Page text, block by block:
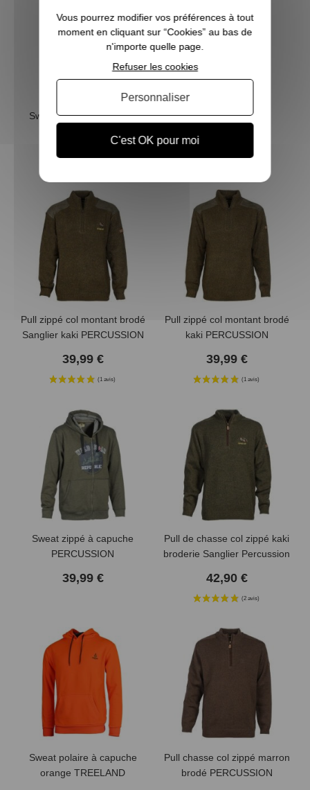
Sweat polaire à capuche
39,90 €
Pull en laine marron
39,95 €
Pull zippé col montant brodé
Sanglier kaki PERCUSSION
39,99 €
Pull zippé col montant brodé
kaki PERCUSSION
39,99 €
Sweat zippé à capuche
PERCUSSION
39,99 €
Pull de chasse col zippé kaki
broderie Sanglier Percussion
42,90 €
Sweat polaire à capuche
orange TREELAND
Pull chasse col zippé marron
brodé PERCUSSION
Vous pourrez modifier vos préférences à tout
moment en cliquant sur “Cookies” au bas de
n'importe quelle page.
C'est OK pour moi
Refuser les cookies
Personnaliser